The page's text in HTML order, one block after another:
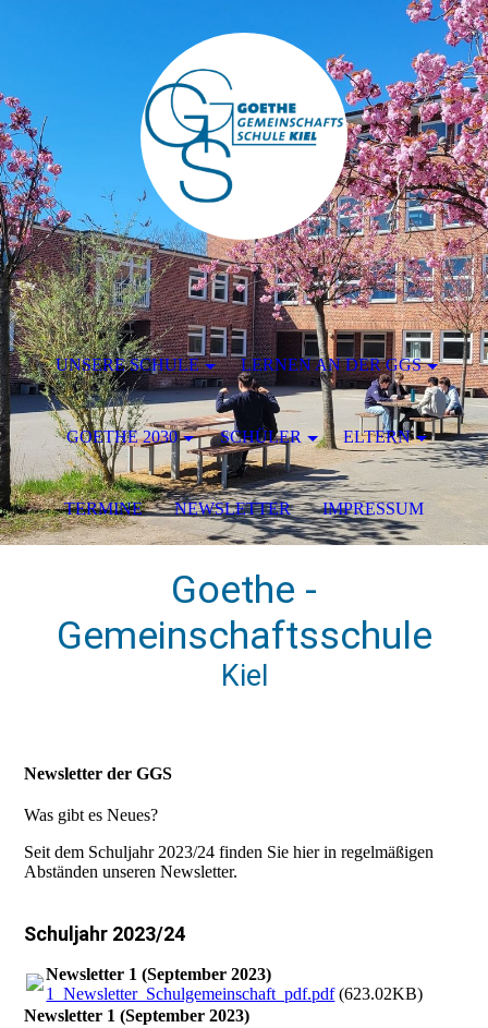
Goethe -
Gemeinschaftsschule
Kiel
Newsletter der GGS
Was gibt es Neues?
Seit dem Schuljahr 2023/24 finden Sie hier in regelmäßigen
Abständen unseren Newsletter.
Schuljahr 2023/24
Newsletter 1 (September 2023)
1_Newsletter_Schulgemeinschaft_pdf.pdf(623.02KB)
Newsletter 1 (September 2023)
UNSERE SCHULE LERNEN AN DER GGS
GOETHE 2030 SCHÜLER ELTERN
TERMINE NEWSLETTER IMPRESSUM